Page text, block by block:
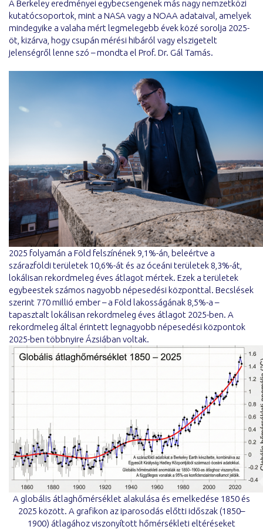
A Berkeley eredményei egybecsengenek más nagy nemzetközi
kutatócsoportok, mint a NASA vagy a NOAA adataival, amelyek
mindegyike a valaha mért legmelegebb évek közé sorolja 2025-
öt, kizárva, hogy csupán mérési hibáról vagy elszigetelt
jelenségről lenne szó – mondta el Prof. Dr. Gál Tamás.
2025 folyamán a Föld felszínének 9,1%-án, beleértve a
szárazföldi területek 10,6%-át és az óceáni területek 8,3%-át,
lokálisan rekordmeleg éves átlagot mértek. Ezek a területek
egybeestek számos nagyobb népesedési központtal. Becslések
szerint 770 millió ember – a Föld lakosságának 8,5%-a –
tapasztalt lokálisan rekordmeleg éves átlagot 2025-ben. A
rekordmeleg által érintett legnagyobb népesedési központok
2025-ben többnyire Ázsiában voltak.
A globális átlaghőmérséklet alakulása és emelkedése 1850 és
2025 között. A grafikon az iparosodás előtti időszak (1850–
1900) átlagához viszonyított hőmérsékleti eltéréseket